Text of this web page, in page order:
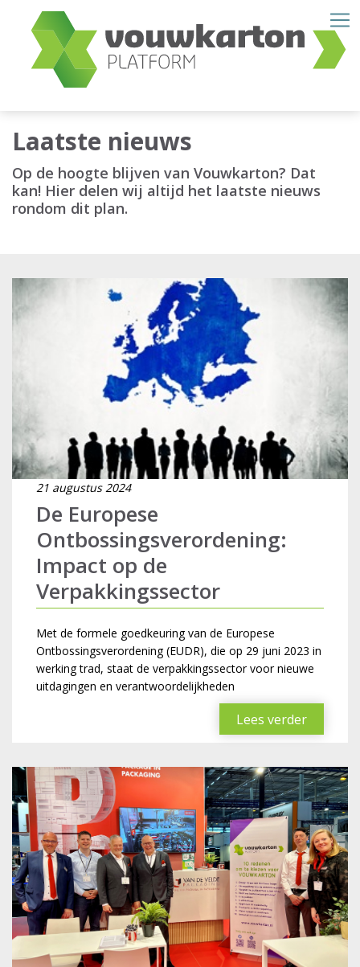
Laatste nieuws
Op de hoogte blijven van Vouwkarton? Dat
kan! Hier delen wij altijd het laatste nieuws
rondom dit plan.
21 augustus 2024
De Europese
Ontbossingsverordening:
Impact op de
Verpakkingssector
Met de formele goedkeuring van de Europese
Ontbossingsverordening (EUDR), die op 29 juni 2023 in
werking trad, staat de verpakkingssector voor nieuwe
uitdagingen en verantwoordelijkheden
Lees verder